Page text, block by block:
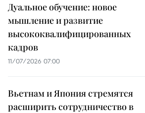
Дуальное обучение: новое
мышление и развитие
высококвалифицированных
кадров
11/07/2026 07:00
Вьетнам и Япония стремятся
расширить сотрудничество в